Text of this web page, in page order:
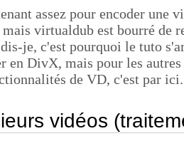
assez pour encoder une
virtualdub est bourré de
je, c'est pourquoi le tuto
en DivX, mais pour les
de VD, c'est par ici.
vidéos